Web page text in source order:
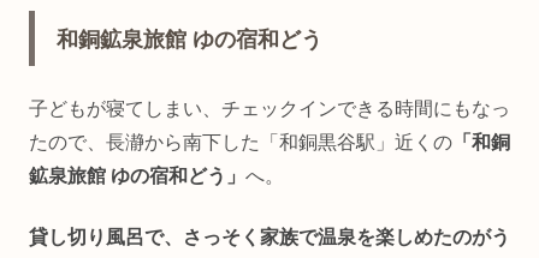
和銅鉱泉旅館 ゆの宿和どう
子どもが寝てしまい、チェックインできる時間にもなっ
たので、長瀞から南下した「和銅黒谷駅」近くの 「和銅
鉱泉旅館 ゆの宿和どう」 へ。
貸し切り風呂で、さっそく家族で温泉を楽しめたのがう